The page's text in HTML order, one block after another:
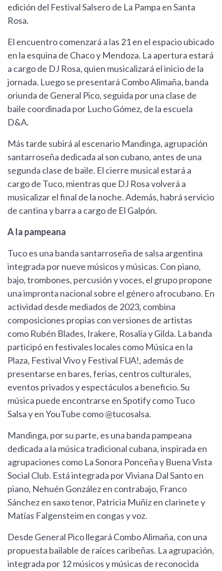
edición del Festival Salsero de La Pampa en Santa
Rosa.
El encuentro comenzará a las 21 en el espacio ubicado
en la esquina de Chaco y Mendoza. La apertura estará
a cargo de DJ Rosa, quien musicalizará el inicio de la
jornada. Luego se presentará Combo Alimaña, banda
oriunda de General Pico, seguida por una clase de
baile coordinada por Lucho Gómez, de la escuela
D&A.
Más tarde subirá al escenario Mandinga, agrupación
santarroseña dedicada al son cubano, antes de una
segunda clase de baile. El cierre musical estará a
cargo de Tuco, mientras que DJ Rosa volverá a
musicalizar el final de la noche. Además, habrá servicio
de cantina y barra a cargo de El Galpón.
A la pampeana
Tuco es una banda santarroseña de salsa argentina
integrada por nueve músicos y músicas. Con piano,
bajo, trombones, percusión y voces, el grupo propone
una impronta nacional sobre el género afrocubano. En
actividad desde mediados de 2023, combina
composiciones propias con versiones de artistas
como Rubén Blades, Irakere, Rosalía y Gilda. La banda
participó en festivales locales como Música en la
Plaza, Festival Vivo y Festival FUA!, además de
presentarse en bares, ferias, centros culturales,
eventos privados y espectáculos a beneficio. Su
música puede encontrarse en Spotify como Tuco
Salsa y en YouTube como @tucosalsa.
Mandinga, por su parte, es una banda pampeana
dedicada a la música tradicional cubana, inspirada en
agrupaciones como La Sonora Ponceña y Buena Vista
Social Club. Está integrada por Viviana Dal Santo en
piano, Nehuén González en contrabajo, Franco
Sánchez en saxo tenor, Patricia Muñiz en clarinete y
Matías Falgensteim en congas y voz.
Desde General Pico llegará Combo Alimaña, con una
propuesta bailable de raíces caribeñas. La agrupación,
integrada por 12 músicos y músicas de reconocida